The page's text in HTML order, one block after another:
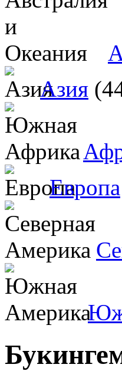
Азия
Европа